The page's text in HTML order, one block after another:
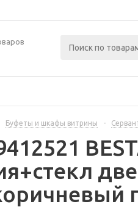
Буфеты и шкафы витрины -